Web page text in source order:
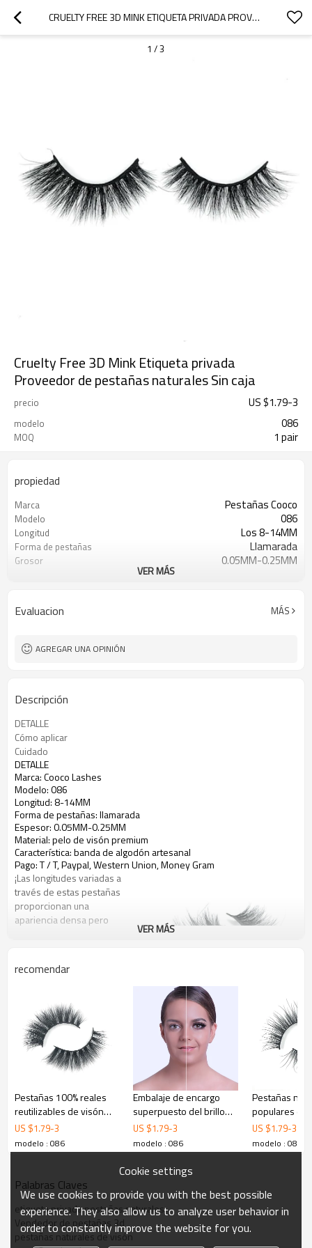
CRUELTY FREE 3D MINK ETIQUETA PRIVADA PROVEEDOR DE PESTAÑAS NATURALES SIN CAJA
1 /3
Cruelty Free 3D Mink Etiqueta privada
Proveedor de pestañas naturales Sin caja
precio US $1.79-3
modelo 086
MOQ 1 pair
propiedad
Marca Pestañas Cooco
Modelo 086
Longitud Los 8-14MM
Forma de pestañas Llamarada
Grosor 0.05MM-0.25MM
T / T, Paypal, Western Union, Money
Gram
VER MÁS
Evaluacion MÁS
AGREGAR UNA OPINIÓN
Descripción
DETALLE
Cómo aplicar
Cuidado
DETALLE
Marca: Cooco Lashes
Modelo: 086
Longitud: 8-14MM
Forma de pestañas: llamarada
Espesor: 0.05MM-0.25MM
Material: pelo de visón premium
Característica: banda de algodón artesanal
Pago: T / T, Paypal, Western Union, Money Gram
¡Las longitudes variadas a
través de estas pestañas
proporcionan una
apariencia densa pero
la noche!
Fácil de aplicar
Aspecto ultra natural
Ligero y cómodo
Múltiples desgastes
VER MÁS
recomendar
Pestañas 100% reales
reutilizables de visón
falso 3D con rizador de
pestañas
US $1.79-3
modelo : 086
Embalaje de encargo
superpuesto del brillo
de la tira del visón del
efecto 3D acodado de
las pestañas para la
moda
US $1.79-3
modelo : 086
Pestañas
populares de
del visón 3D
con las tijeras
US $1.79-3
modelo : 086
Palabras Claves
etiqueta privada pestañas naturales
Vendedor de pestañas 3d
pestañas naturales de visón
Cookie settings
We use cookies to provide you with the best possible
experience. They also allow us to analyze user behavior in
order to constantly improve the website for you.